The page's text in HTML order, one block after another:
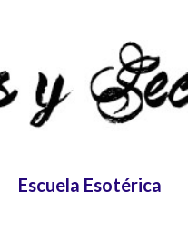
Escuela Esotérica